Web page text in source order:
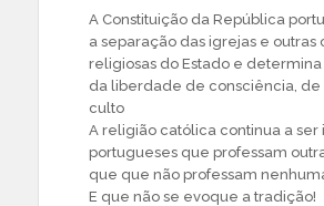
A Constituição da República
a separação das igrejas e
religiosas do Estado e
da liberdade de consciência,
culto
A religião católica continua a ser
portugueses que professam
que que não professam
E que não se evoque a tradição!